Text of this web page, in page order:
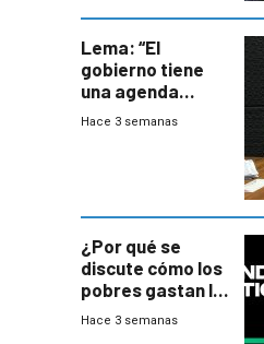
Lema: “El
gobierno tiene
una agenda
destructiva”
Hace 3 semanas
¿Por qué se
discute cómo los
pobres gastan la
plata?
Hace 3 semanas